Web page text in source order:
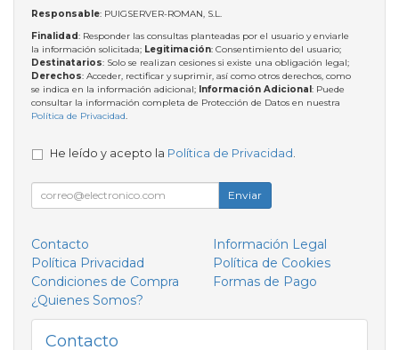
Responsable: PUIGSERVER-ROMAN, S.L.
Finalidad: Responder las consultas planteadas por el usuario y enviarle
la información solicitada; Legitimación: Consentimiento del usuario;
Destinatarios: Solo se realizan cesiones si existe una obligación legal;
Derechos: Acceder, rectificar y suprimir, así como otros derechos, como
se indica en la información adicional; Información Adicional: Puede
consultar la información completa de Protección de Datos en nuestra
Política de Privacidad.
He leído y acepto la Política de Privacidad
Enviar
Contacto
Información Legal
Política Privacidad
Política de Cookies
Condiciones de Compra
Formas de Pago
¿Quienes Somos?
Contacto